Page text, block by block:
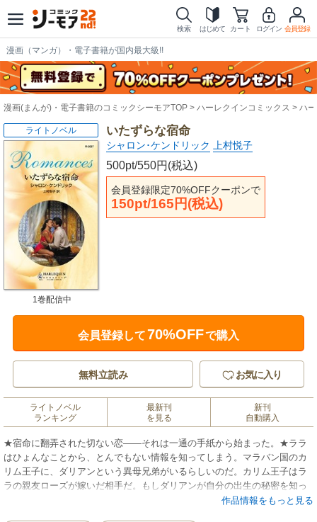
検索 はじめて カート ログイン 会員登録
漫画（マンガ）・電子書籍が国内最大級!!
漫画(まんが)・電子書籍のコミックシーモアTOP ハーレクインコミックス ハ
いたずらな宿命
シャロン･ケンドリック 上村悦子
500pt/550円(税込)
会員登録限定70%OFFクーポンで
150pt/165円(税込)
ライトノベル
1巻配信中
会員登録して70%OFFで購入
無料立読み お気に入り
ライトノベル
ランキング
最新刊
を見る
新刊
自動購入
★宿命に翻弄された切ない恋――それは一通の手紙から始まった。★ララ
はひょんなことから、とんでもない情報を知ってしまう。マラバン国のカ
リム王子に、ダリアンという異母兄弟がいるらしいのだ。カリム王子はラ
ラの親友ローズが嫁いだ相手だ。もしダリアンが自分の出生の秘密を知っ
たら、王位を奪おうとして二人に危害を及ぼすかもしれない。妊娠中のロ
作品情報をもっと見る